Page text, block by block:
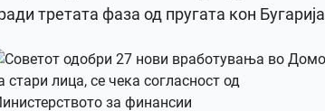
третата фаза од пругата кон Бугарија